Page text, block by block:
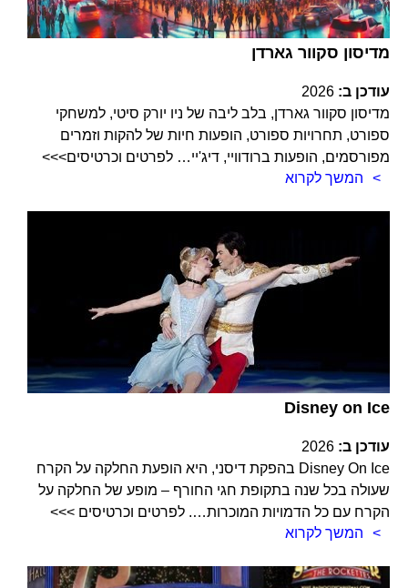
מדיסון סקוור גארדן
עודכן ב: 2026
מדיסון סקוור גארדן, בלב ליבה של ניו יורק סיטי, למשחקי
ספורט, תחרויות ספורט, הופעות חיות של להקות וזמרים
מפורסמים, הופעות ברודוויי, דיג'יי… לפרטים וכרטיסים>>>
המשך לקרוא
Disney on Ice
עודכן ב: 2026
Disney On Ice בהפקת דיסני, היא הופעת החלקה על הקרח
שעולה בכל שנה בתקופת חגי החורף – מופע של החלקה על
הקרח עם כל הדמויות המוכרות…. לפרטים וכרטיסים >>>
המשך לקרוא